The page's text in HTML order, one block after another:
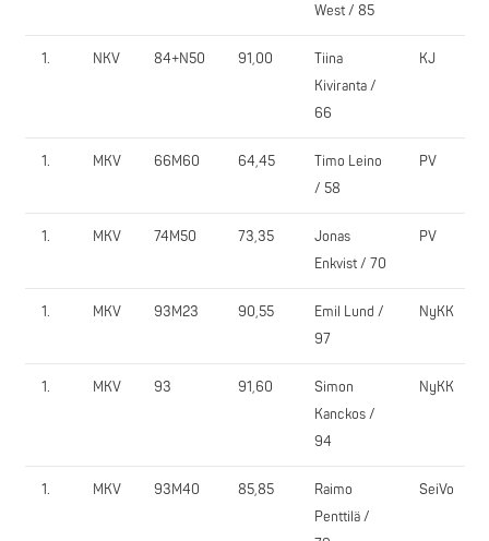
West / 85
1. NKV 84+N50 91,00
Tiina
Kiviranta /
66
KJ
1. MKV 66M60 64,45
Timo Leino
/ 58
PV
1. MKV 74M50 73,35
Jonas
Enkvist / 70
PV
1. MKV 93M23 90,55
Emil Lund /
97
NyKK
1. MKV 93 91,60
Simon
Kanckos /
94
NyKK
1. MKV 93M40 85,85
Raimo
Penttilä /
SeiVo